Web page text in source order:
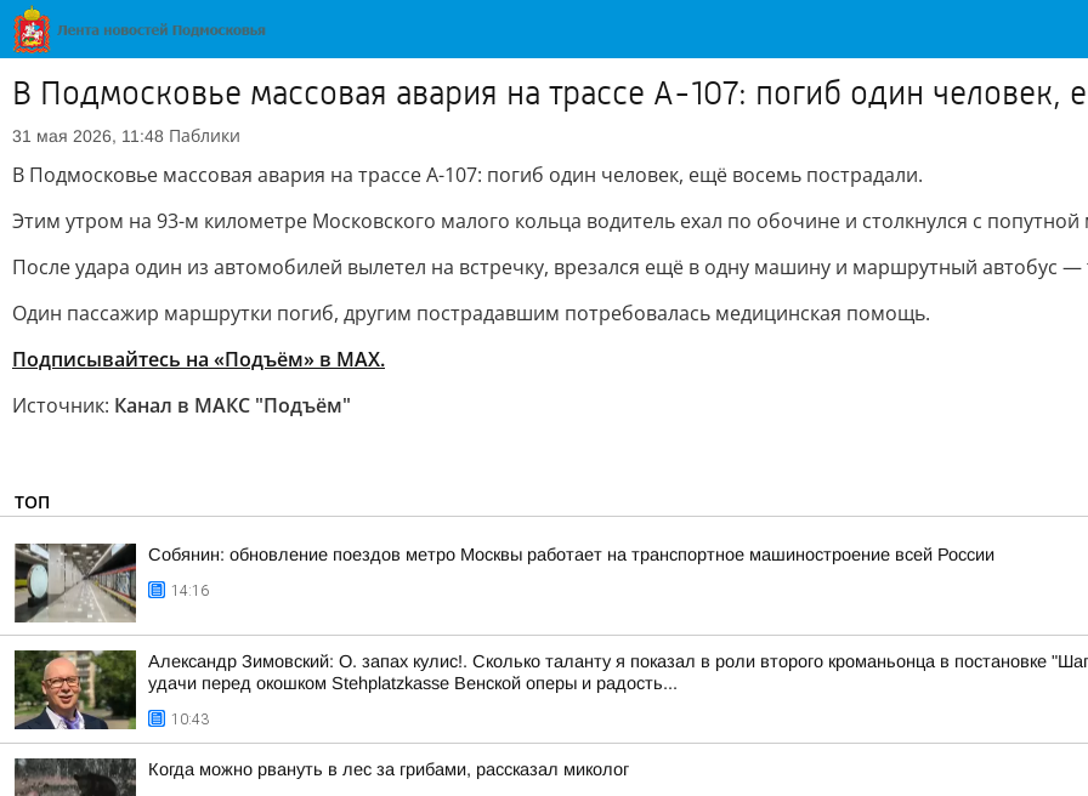
В Подмосковье массовая авария на трассе А-107: погиб один человек,
31 мая 2026, 11:48 Паблики
В Подмосковье массовая авария на трассе А-107: погиб один человек, ещё восемь пострадали.
Этим утром на 93-м километре Московского малого кольца водитель ехал по обочине и столкнулся с
После удара один из автомобилей вылетел на встречку, врезался ещё в одну машину и маршрутный автобус —
Один пассажир маршрутки погиб, другим пострадавшим потребовалась медицинская помощь.
Подписывайтесь на «Подъём» в MAX.
Источник: Канал в МАКС "Подъём"
ТОП
Собянин: обновление поездов метро Москвы работает на транспортное машиностроение всей России
14:16
Александр Зимовский: О. запах кулис!. Сколько таланту я показал в роли второго кроманьонца в постановке
удачи перед окошком Stehplatzkasse Венской оперы и радость...
10:43
Когда можно рвануть в лес за грибами, рассказал миколог